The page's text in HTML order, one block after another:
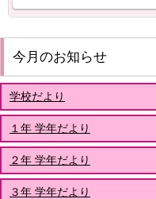
今月のお知らせ
学校だより
１年 学年だより
２年 学年だより
３年 学年だより